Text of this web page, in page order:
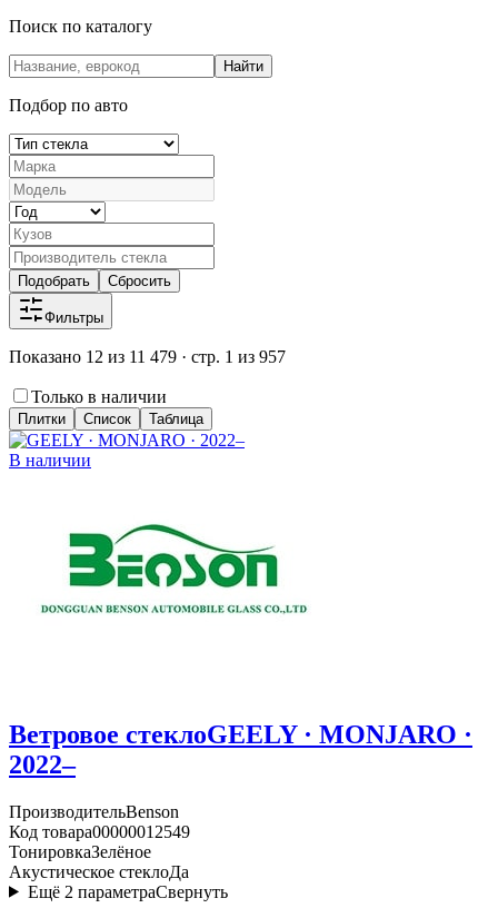
Поиск по каталогу
Найти
Подбор по авто
Подобрать Сбросить
Фильтры
Показано 12 из 11 479 · стр. 1 из 957
Только в наличии
Плитки Список Таблица
В наличии
Ветровое стеклоGEELY · MONJARO ·
2022–
ПроизводительBenson
Код товара00000012549
ТонировкаЗелёное
Акустическое стеклоДа
Ещё 2 параметраСвернуть